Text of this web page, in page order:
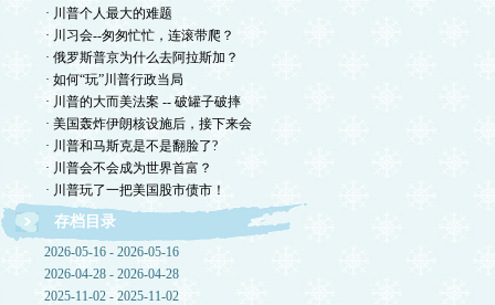
· 川普个人最大的难题
· 川习会--匆匆忙忙，连滚带爬？
· 俄罗斯普京为什么去阿拉斯加？
· 如何“玩”川普行政当局
· 川普的大而美法案 -- 破罐子破摔
· 美国轰炸伊朗核设施后，接下来会
· 川普和马斯克是不是翻脸了?
· 川普会不会成为世界首富？
· 川普玩了一把美国股市债市！
存档目录
2026-05-16 - 2026-05-16
2026-04-28 - 2026-04-28
2025-11-02 - 2025-11-02